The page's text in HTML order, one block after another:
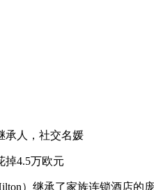
承人，社交名媛
掉4.5万欧元
）继承了家族连锁酒店